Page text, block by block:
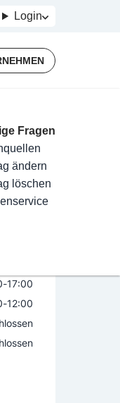
Login
Beratung
Fragen
ändern
löschen
-17:00
-12:00